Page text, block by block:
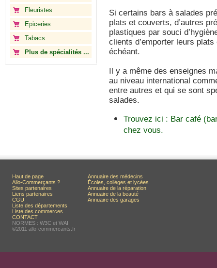
Fleuristes
Epiceries
Tabacs
Plus de spécialités ...
Si certains bars à salades
plats et couverts, d’autres
plastiques par souci
clients d’emporter leurs
échéant.
Il y a même des enseignes
au niveau international
entre autres et qui se sont
salades.
Trouvez ici : Bar café
chez vous.
Haut de page
Allo-Commerçants ?
Sites partenaires
Liens partenaires
CGU
Liste des départements
Liste des commerces
CONTACT
NORMES : W3C et WAI
©2011 allo-commercants.fr
Annuaire des médecins
Écoles, collèges et lycées
Annuaire de la réparation
Annuaire de la beauté
Annuaire des garages